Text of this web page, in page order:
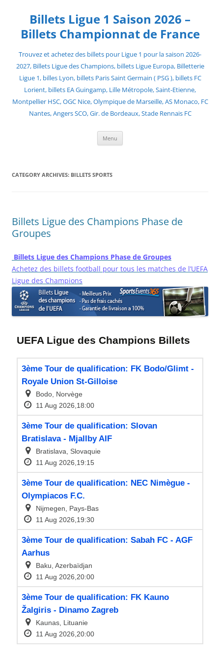
contentBillets Ligue 1 Saison 2026 –
Billets Championnat de France
Trouvez et achetez des billets pour Ligue 1 pour la saison 2026-
2027, Billets Ligue des Champions, billets Ligue Europa, Billetterie
Ligue 1, billes Lyon, billets Paris Saint Germain ( PSG ), billets FC
Lorient, billets EA Guingamp, Lille Métropole, Saint-Etienne,
Montpellier HSC, OGC Nice, Olympique de Marseille, AS Monaco, FC
Nantes, Angers SCO, Gir. de Bordeaux, Stade Rennais FC
Menu
CATEGORY ARCHIVES: BILLETS SPORTS
Billets Ligue des Champions Phase de
Groupes
Billets Ligue des Champions Phase de Groupes
Achetez des billets football pour tous les matches de l’UEFA
Ligue des Champions